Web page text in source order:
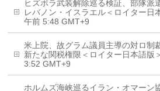
ヒズボラ武装解除巡る検証、部隊
レバノン・イスラエル＜ロイター日
午前 5:48 GMT+9
米上院、故グラム議員主導の対ロ
新たな関税権限＜ロイター日本語版
3:52 GMT+9
ホルムズ海峡巡るイラン・オマーン